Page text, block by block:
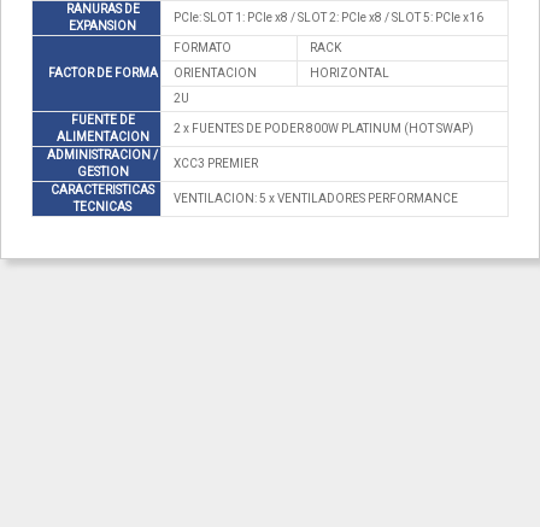
RANURAS DE
EXPANSION
PCIe: SLOT 1: PCIe x8 / SLOT 2: PCIe x8 / SLOT 5: PCIe x16
FACTOR DE FORMA
FORMATO
RACK
ORIENTACION
HORIZONTAL
2U
FUENTE DE
ALIMENTACION
2 x FUENTES DE PODER 800W PLATINUM (HOT SWAP)
ADMINISTRACION /
GESTION
XCC3 PREMIER
CARACTERISTICAS
TECNICAS
VENTILACION: 5 x VENTILADORES PERFORMANCE